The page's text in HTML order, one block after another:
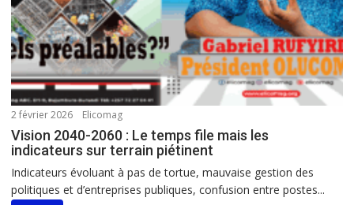
2 février 2026 Elicomag
Vision 2040-2060 : Le temps file mais les
indicateurs sur terrain piétinent
Indicateurs évoluant à pas de tortue, mauvaise gestion des
politiques et d’entreprises publiques, confusion entre postes...